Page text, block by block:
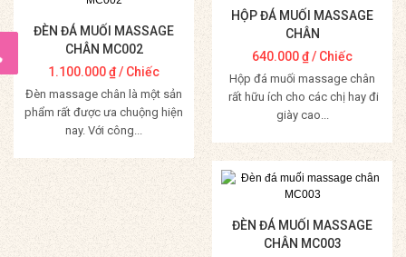
ĐÈN ĐÁ MUỐI MASSAGE
CHÂN MC002
1.100.000₫/ Chiếc
Đèn massage chân là một sản
phẩm rất được ưa chuộng hiện
nay. Với công...
Mua Hàng
HỘP ĐÁ MUỐI MASSAGE
CHÂN
640.000₫/ Chiếc
Hộp đá muối massage chân
rất hữu ích cho các chị hay đi
giày cao...
Mua Hàng
ĐÈN ĐÁ MUỐI MASSAGE
CHÂN MC003